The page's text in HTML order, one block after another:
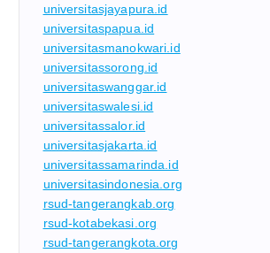
universitasjayapura.id
universitaspapua.id
universitasmanokwari.id
universitassorong.id
universitaswanggar.id
universitaswalesi.id
universitassalor.id
universitasjakarta.id
universitassamarinda.id
universitasindonesia.org
rsud-tangerangkab.org
rsud-kotabekasi.org
rsud-tangerangkota.org